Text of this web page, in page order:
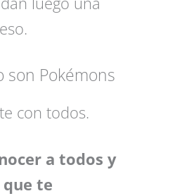
son Pokémons
con todos.
a todos y
que te